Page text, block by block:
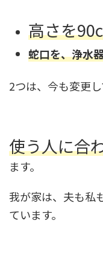
高さを
蛇口を、浄水
2つは、今も変更し
使う人に合
ます。
我が家は、夫も私
ています。